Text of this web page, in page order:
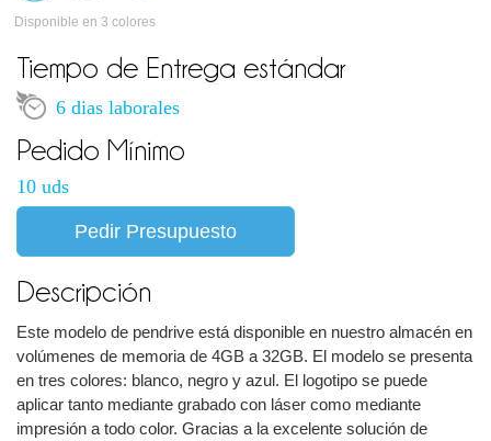
Disponible en 3 colores
Tiempo de Entrega estándar
6 dias laborales
Pedido Mínimo
10 uds
Pedir Presupuesto
Descripción
Este modelo de pendrive está disponible en nuestro almacén en
volúmenes de memoria de 4GB a 32GB. El modelo se presenta
en tres colores: blanco, negro y azul. El logotipo se puede
aplicar tanto mediante grabado con láser como mediante
impresión a todo color. Gracias a la excelente solución de